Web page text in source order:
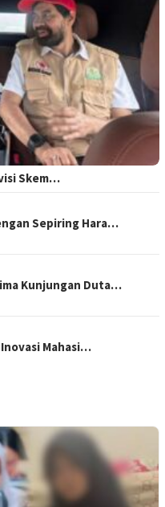
Skem…
Sepiring Hara…
Kunjungan Duta…
Mahasi…